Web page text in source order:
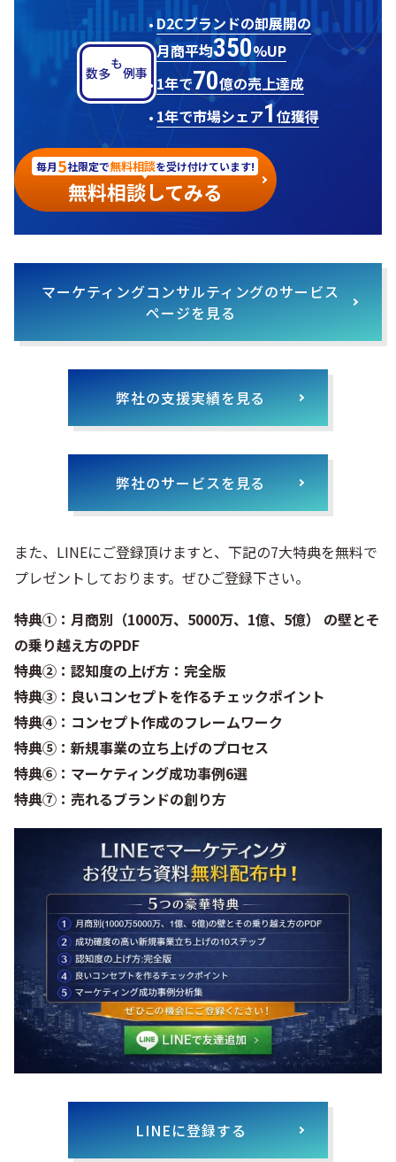
事例も
多数
D2Cブランドの卸展開の
月商平均350%UP
1年で70億の売上達成
1年で市場シェア1位獲得
毎月5社限定で無料相談を受け付けています!
無料相談してみる
マーケティングコンサルティングのサービス
ページを見る
弊社の支援実績を見る
弊社のサービスを見る
また、LINEにご登録頂けますと、下記の7大特典を無料で
プレゼントしております。ぜひご登録下さい。
特典①：月商別（1000万、5000万、1億、5億） の壁とそ
の乗り越え方のPDF
特典②：認知度の上げ方：完全版
特典③：良いコンセプトを作るチェックポイント
特典④：コンセプト作成のフレームワーク
特典⑤：新規事業の立ち上げのプロセス
特典⑥：マーケティング成功事例6選
特典⑦：売れるブランドの創り方
LINEに登録する